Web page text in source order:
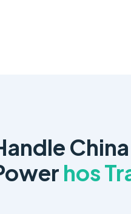
hos